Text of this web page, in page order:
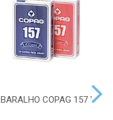
BARALHO COPAG 157 '